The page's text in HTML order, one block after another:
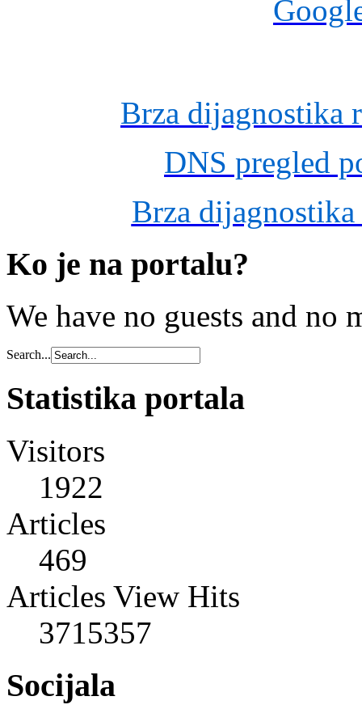
Brza dijagnostika
DNS pregled
Brza
Ko je na portalu?
We have no guests and no
Search...
Statistika portala
Visitors
1922
Articles
469
Articles View Hits
3715357
Socijala